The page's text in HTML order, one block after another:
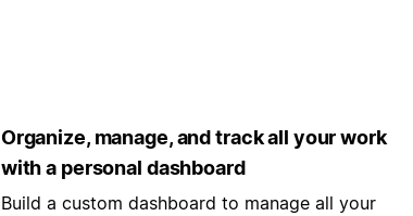
Organize, manage, and track all your work
with a personal dashboard
Build a custom dashboard to manage all your